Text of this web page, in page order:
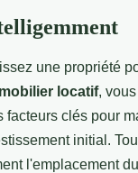
une propriété
locatif,
facteurs clés pour
initial.
l'emplacement